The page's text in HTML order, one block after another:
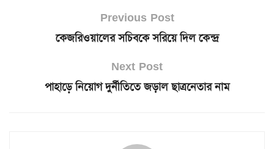
Previous Post
কেজরিওয়ালের সচিবকে সরিয়ে দিল কেন্দ্র
Next Post
পাহাড়ে নিয়োগ দুর্নীতিতে জড়াল ছাত্রনেতার নাম